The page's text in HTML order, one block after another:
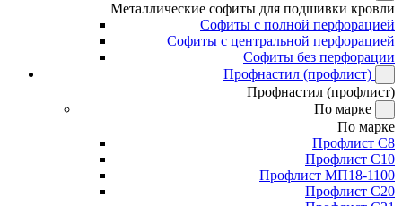
Металлические софиты для подшивки кровли
Софиты с полной перфорацией
Софиты с центральной перфорацией
Софиты без перфорации
Профнастил (профлист)
Профнастил (профлист)
По марке
По марке
Профлист С8
Профлист С10
Профлист МП18-1100
Профлист С20